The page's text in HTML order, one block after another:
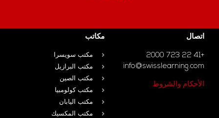
اتصال
+41 22 723 2000
info@swisslearning.com
الأحكام والشروط
مكاتب
مكتب سويسرا
مكتب البرازيل
مكتب الصين
مكتب كولومبيا
مكتب اليابان
مكتب المكسيك